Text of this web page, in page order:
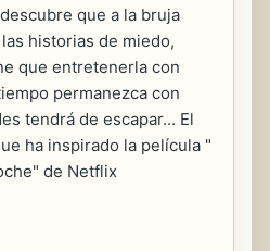
que a la bruja
historias de miedo,
que entretenerla con
permanezca con
tendrá de escapar... El
ha inspirado la película "
de Netflix